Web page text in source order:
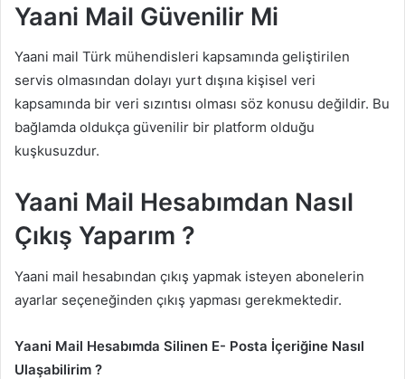
Yaani Mail Güvenilir Mi
Yaani mail Türk mühendisleri kapsamında geliştirilen
servis olmasından dolayı yurt dışına kişisel veri
kapsamında bir veri sızıntısı olması söz konusu değildir. Bu
bağlamda oldukça güvenilir bir platform olduğu
kuşkusuzdur.
Yaani Mail Hesabımdan Nasıl
Çıkış Yaparım ?
Yaani mail hesabından çıkış yapmak isteyen abonelerin
ayarlar seçeneğinden çıkış yapması gerekmektedir.
Yaani Mail Hesabımda Silinen E- Posta İçeriğine Nasıl
Ulaşabilirim ?